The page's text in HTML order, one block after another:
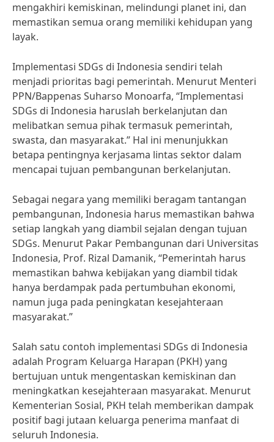
mengakhiri kemiskinan, melindungi planet ini, dan
memastikan semua orang memiliki kehidupan yang
layak.
Implementasi SDGs di Indonesia sendiri telah
menjadi prioritas bagi pemerintah. Menurut Menteri
PPN/Bappenas Suharso Monoarfa, “Implementasi
SDGs di Indonesia haruslah berkelanjutan dan
melibatkan semua pihak termasuk pemerintah,
swasta, dan masyarakat.” Hal ini menunjukkan
betapa pentingnya kerjasama lintas sektor dalam
mencapai tujuan pembangunan berkelanjutan.
Sebagai negara yang memiliki beragam tantangan
pembangunan, Indonesia harus memastikan bahwa
setiap langkah yang diambil sejalan dengan tujuan
SDGs. Menurut Pakar Pembangunan dari Universitas
Indonesia, Prof. Rizal Damanik, “Pemerintah harus
memastikan bahwa kebijakan yang diambil tidak
hanya berdampak pada pertumbuhan ekonomi,
namun juga pada peningkatan kesejahteraan
masyarakat.”
Salah satu contoh implementasi SDGs di Indonesia
adalah Program Keluarga Harapan (PKH) yang
bertujuan untuk mengentaskan kemiskinan dan
meningkatkan kesejahteraan masyarakat. Menurut
Kementerian Sosial, PKH telah memberikan dampak
positif bagi jutaan keluarga penerima manfaat di
seluruh Indonesia.